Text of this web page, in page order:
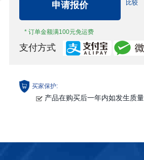
申请报价
* 订单金额满100元免运费
比较
支付方式
买家保护:
产品在购买后一年内如发生质